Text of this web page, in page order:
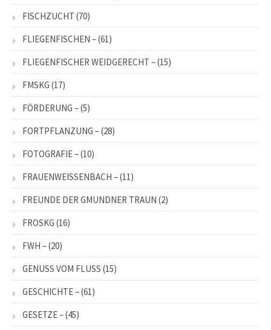
FISCHZUCHT (70)
FLIEGENFISCHEN –(61)
FLIEGENFISCHER WEIDGERECHT –(15)
FMSKG (17)
FÖRDERUNG –(5)
FORTPFLANZUNG –(28)
FOTOGRAFIE –(10)
FRAUENWEISSENBACH –(11)
FREUNDE DER GMUNDNER TRAUN (2)
FROSKG (16)
FWH –(20)
GENUSS VOM FLUSS (15)
GESCHICHTE –(61)
GESETZE –(45)